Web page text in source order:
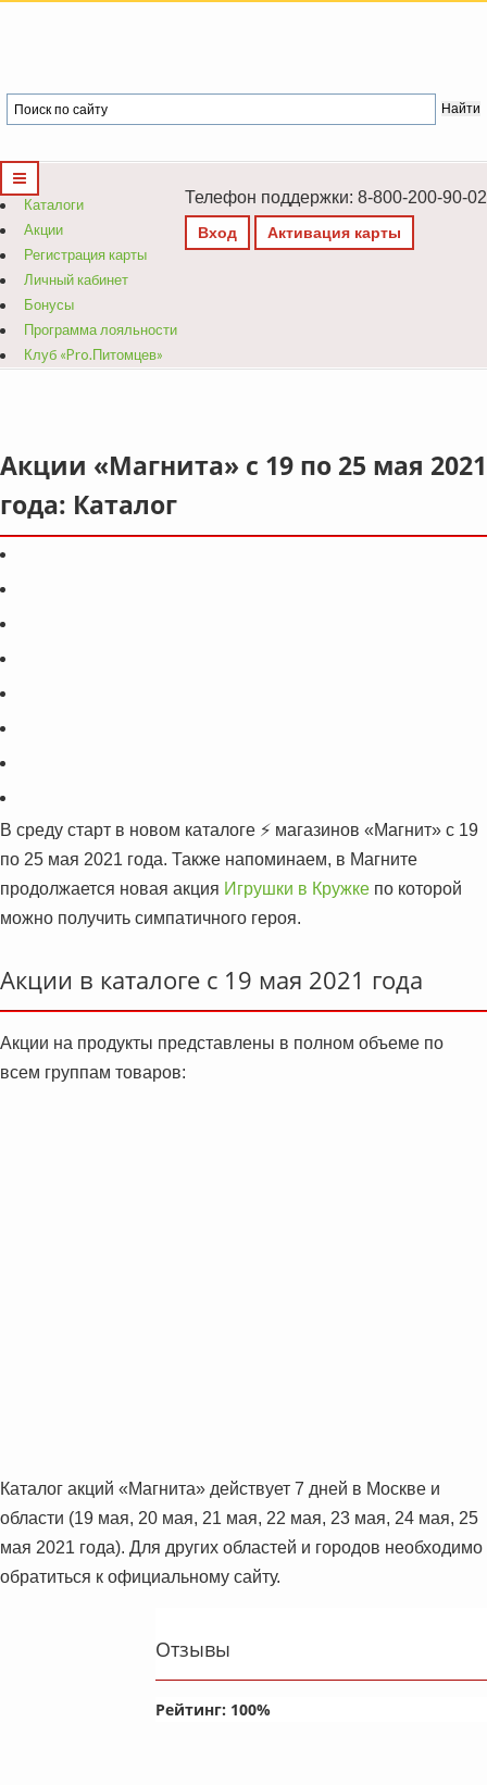
Телефон поддержки: 8-800-200-90-02
Вход Активация карты
Каталоги
Акции
Регистрация карты
Личный кабинет
Бонусы
Программа лояльности
Клуб «Pro.Питомцев»
Акции «Магнита» с 19 по 25 мая 2021
года: Каталог
В среду старт в новом каталоге ⚡️ магазинов «Магнит» с 19
по 25 мая 2021 года. Также напоминаем, в Магните
продолжается новая акция Игрушки в Кружке по которой
можно получить симпатичного героя.
Акции в каталоге с 19 мая 2021 года
Акции на продукты представлены в полном объеме по
всем группам товаров:
Каталог акций «Магнита» действует 7 дней в Москве и
области (19 мая, 20 мая, 21 мая, 22 мая, 23 мая, 24 мая, 25
мая 2021 года). Для других областей и городов необходимо
обратиться к официальному сайту.
Отзывы
Рейтинг: 100%